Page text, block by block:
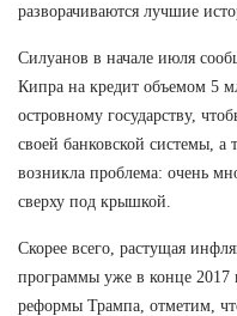
разворачиваются лучшие
Силуанов в начале июля
Кипра на кредит объемом 5
островному государству,
своей банковской системы,
возникла проблема: очень
сверху под крышкой.
Скорее всего, растущая
программы уже в конце 2017
реформы Трампа, отметим,